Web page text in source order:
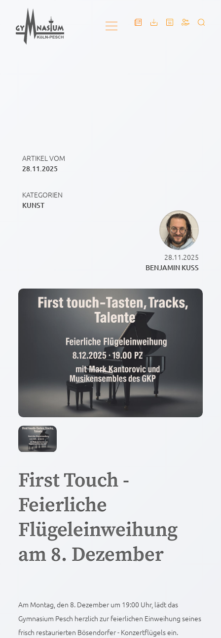
ARTIKEL VOM
28.11.2025
KATEGORIEN
KUNST
28.11.2025
BENJAMIN KUSS
First Touch -
Feierliche
Flügeleinweihung
am 8. Dezember
Am Montag, den 8. Dezember um 19:00 Uhr, lädt das
Gymnasium Pesch herzlich zur feierlichen Einweihung seines
frisch restaurierten Bösendorfer - Konzertflügels ein.